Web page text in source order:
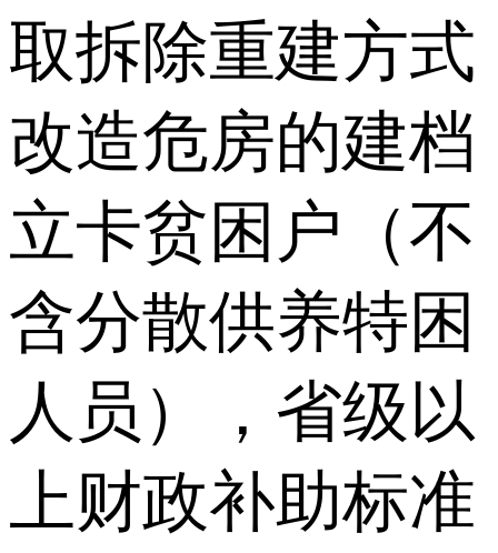
取拆除重建方式
改造危房的建档
立卡贫困户（不
含分散供养特困
人员），省级以
上财政补助标准